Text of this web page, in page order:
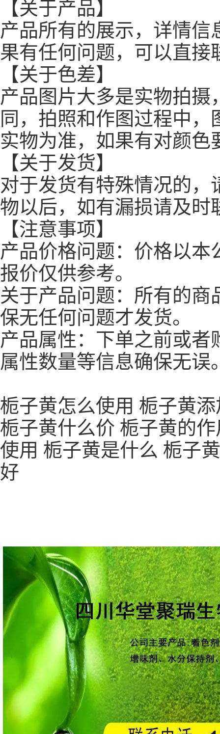
【关于产品】
产品所有的展示，详情
果有任何问题，可以直接
【关于色差】
产品图片大多是实物拍
同，拍照和作图过程中
实物为准，如果有对颜
【关于发货】
对于发货有特殊情况的
物以后，如有漏损请及时
【注意事项】
产品价格问题：价格以
报价仅供参考。
关于产品问题：所有的
保无任何问题才发货。
产品属性：下单之前或
属性数量等信息确保无误
栀子黄怎么使用 栀子黄
栀子黄什么价 栀子黄的
使用 栀子黄是什么 栀子
好